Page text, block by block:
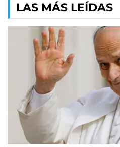
LAS MÁS LEÍDAS